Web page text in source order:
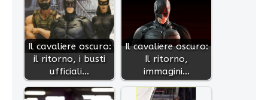
Il cavaliere oscuro:
il ritorno, i busti
ufficiali…
Il cavaliere oscuro:
Il ritorno,
immagini…